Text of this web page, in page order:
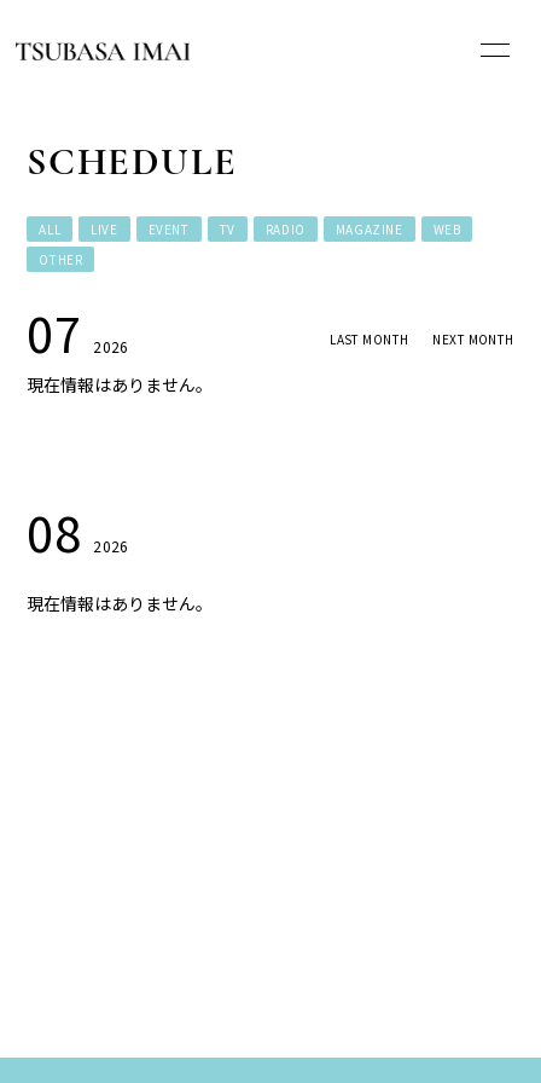
HOME
NEWS
SCHEDULE
DISCOGRAPHY
SCHEDULE
ALL LIVE EVENT TV RADIO MAGAZINE
WEB
OTHER
07 2026 LAST MONTH NEXT MONTH
現在情報はありません。
08 2026
現在情報はありません。